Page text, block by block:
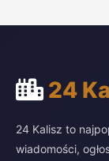
24
24 Kalisz to
wiadomości,